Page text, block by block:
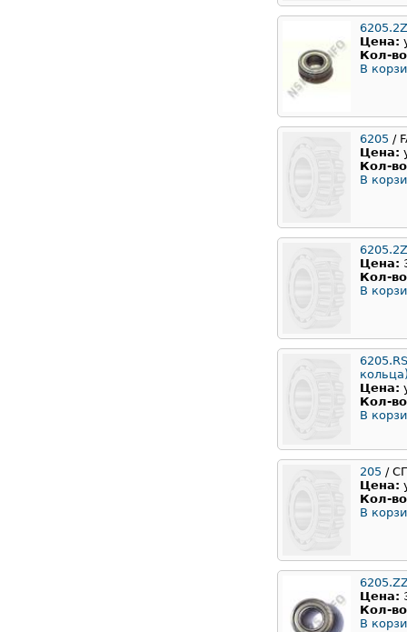
Цена:
Кол-
В
6205 /
Цена:
Кол-
В
Цена:
Кол-
В
Цена:
Кол-
В
205 /
Цена:
Кол-
В
Цена:
Кол-
В